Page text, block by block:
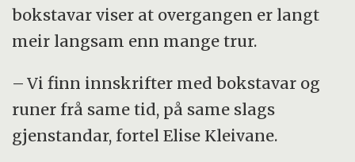
bokstavar viser at overgangen er langt
meir langsam enn mange trur.
– Vi finn innskrifter med bokstavar og
runer frå same tid, på same slags
gjenstandar, fortel Elise Kleivane.